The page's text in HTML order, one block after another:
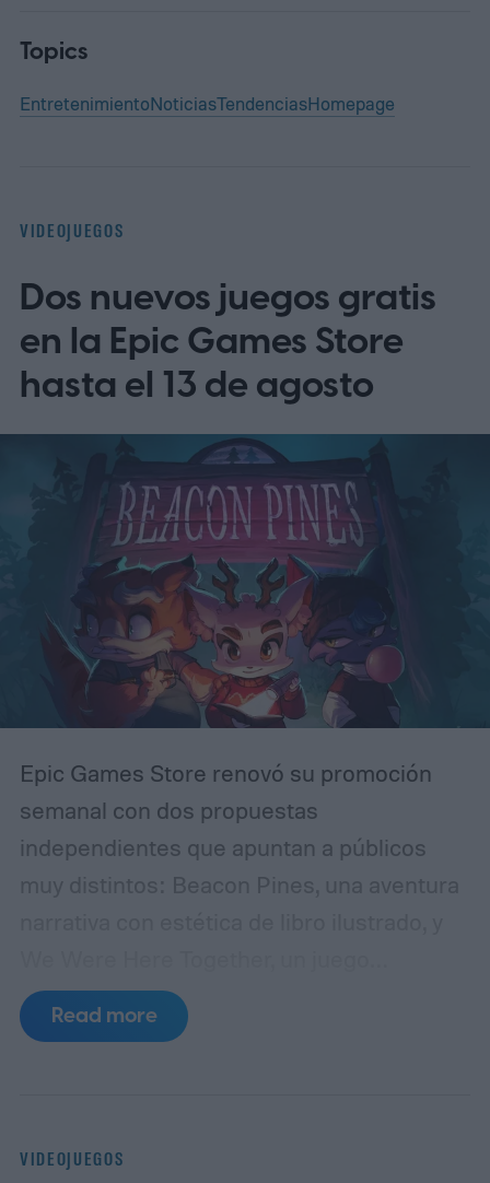
Topics
EntretenimientoNoticiasTendenciasHomepage
VIDEOJUEGOS
Dos nuevos juegos gratis
en la Epic Games Store
hasta el 13 de agosto
Epic Games Store renovó su promoción
semanal con dos propuestas
independientes que apuntan a públicos
muy distintos: Beacon Pines, una aventura
cooperativo de puzles que solo puede
disfrutarse en compañía de otra persona.
Read more
VIDEOJUEGOS